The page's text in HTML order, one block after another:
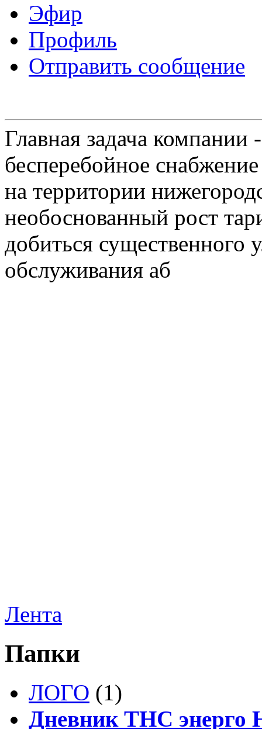
Эфир
Профиль
Отправить сообщение
Главная задача
бесперебойное
на территории
необоснованный рост
добиться существенного
обслуживания аб
Лента
Папки
ЛОГО (1)
Дневник ТНС энерго